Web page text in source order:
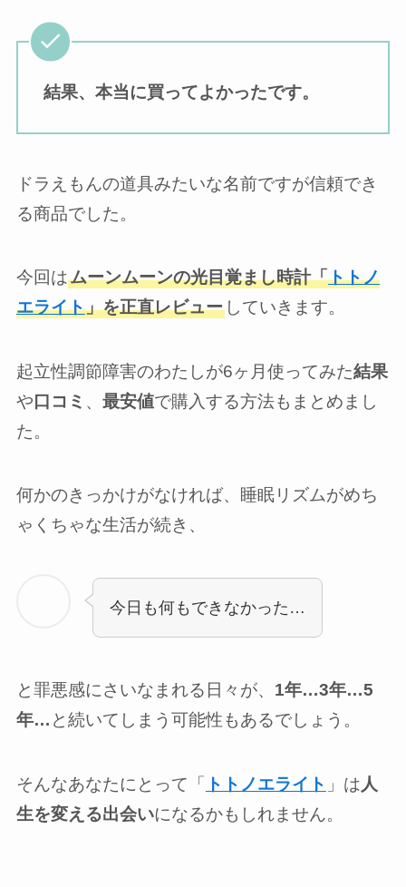
結果、本当に買ってよかったです。
ドラえもんの道具みたいな名前ですが信頼でき
る商品でした。
今回はムーンムーンの光目覚まし時計「トトノ
エライト」を正直レビューしていきます。
起立性調節障害のわたしが6ヶ月使ってみた結果
や 口コミ 、 最安値で購入する方法もまとめまし
た。
何かのきっかけがなければ、睡眠リズムがめち
ゃくちゃな生活が続き、
今日も何もできなかった…
と罪悪感にさいなまれる日々が、 1年…3年…5
年… と続いてしまう可能性もあるでしょう。
そんなあなたにとって「 トトノエライト 」は 人
生を変える出会いになるかもしれません。